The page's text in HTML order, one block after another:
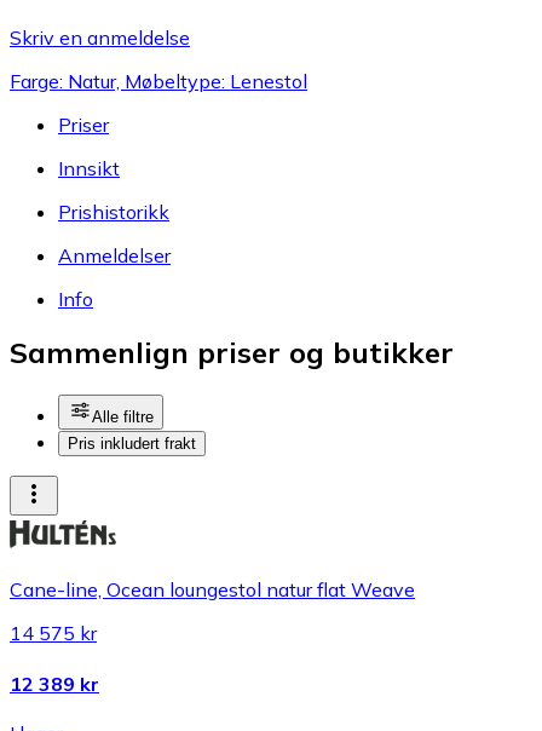
Skriv en anmeldelse
Farge: Natur, Møbeltype: Lenestol
Priser
Innsikt
Prishistorikk
Anmeldelser
Info
Sammenlign priser og butikker
Alle filtre
Pris inkludert frakt
Cane-line, Ocean loungestol natur flat Weave
14 575 kr
12 389 kr